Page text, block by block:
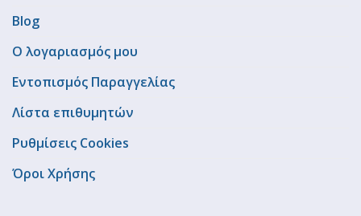
Blog
Ο λογαριασμός μου
Εντοπισμός Παραγγελίας
Λίστα επιθυμητών
Ρυθμίσεις Cookies
Όροι Χρήσης